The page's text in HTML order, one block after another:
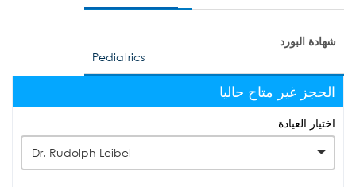
شهادة البورد
Pediatrics
الحجز غير متاح حاليا
اختيار العيادة
Dr. Rudolph Leibel